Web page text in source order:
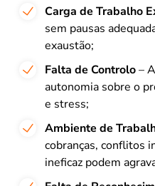
Carga de Trabalho
sem pausas
exaustão;
Falta de Controlo–
autonomia sobre o
e stress;
Ambiente de
cobranças, conflitos
ineficaz podem